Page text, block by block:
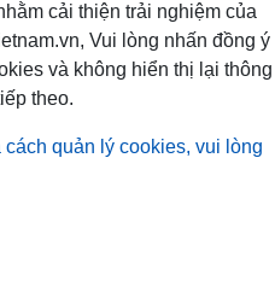
cải thiện trải nghiệm của
Vui lòng nhấn đồng ý
và không hiển thị lại thông
theo.
quản lý cookies, vui lòng